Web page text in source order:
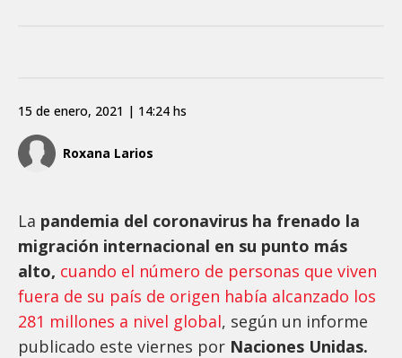
Roxana Larios
15 de enero, 2021 | 14:24 hs
La pandemia del coronavirus ha frenado la
migración internacional en su punto más
alto, cuando el número de personas que viven
fuera de su país de origen había alcanzado los
281 millones a nivel global, según un informe
publicado este viernes por Naciones Unidas.